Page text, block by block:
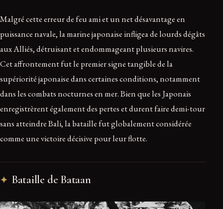
Malgré cette erreur de feu ami et un net désavantage en
puissance navale, la marine japonaise infligea de lourds dégâts
aux Alliés, détruisant et endommageant plusieurs navires.
Cet affrontement fut le premier signe tangible de la
supériorité japonaise dans certaines conditions, notamment
dans les combats nocturnes en mer. Bien que les Japonais
enregistrèrent également des pertes et durent faire demi-tour
sans atteindre Bali, la bataille fut globalement considérée
comme une victoire décisive pour leur flotte.
Bataille de Bataan